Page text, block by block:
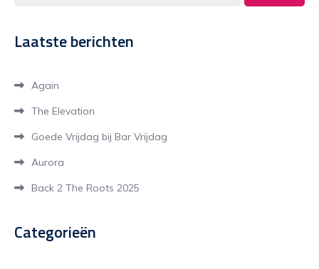
Laatste berichten
Again
The Elevation
Goede Vrijdag bij Bar Vrijdag
Aurora
Back 2 The Roots 2025
Categorieën